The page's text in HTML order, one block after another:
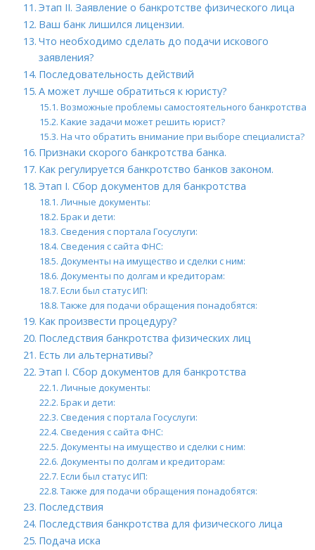
Этап II. Заявление о банкротстве физического лица
Ваш банк лишился лицензии.
Что необходимо сделать до подачи искового
заявления?
Последовательность действий
А может лучше обратиться к юристу?
Возможные проблемы самостоятельного банкротства
Какие задачи может решить юрист?
На что обратить внимание при выборе специалиста?
Признаки скорого банкротства банка.
Как регулируется банкротство банков законом.
Этап I. Сбор документов для банкротства
Личные документы:
Брак и дети:
Сведения с портала Госуслуги:
Сведения с сайта ФНС:
Документы на имущество и сделки с ним:
Документы по долгам и кредиторам:
Если был статус ИП:
Также для подачи обращения понадобятся:
Как произвести процедуру?
Последствия банкротства физических лиц
Есть ли альтернативы?
Этап I. Сбор документов для банкротства
Личные документы:
Брак и дети:
Сведения с портала Госуслуги:
Сведения с сайта ФНС:
Документы на имущество и сделки с ним:
Документы по долгам и кредиторам:
Если был статус ИП:
Также для подачи обращения понадобятся:
Последствия
Последствия банкротства для физического лица
Подача иска